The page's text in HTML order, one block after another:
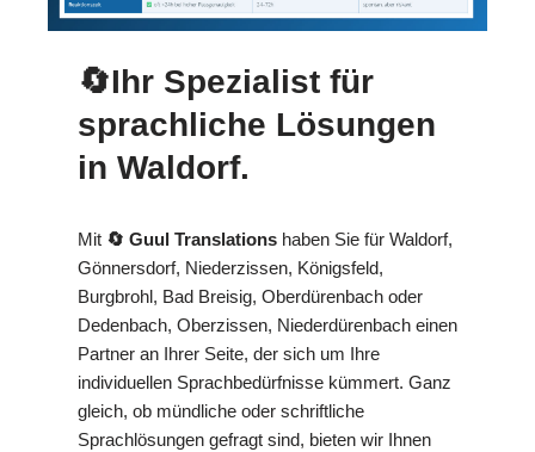
🔄Ihr Spezialist für
sprachliche Lösungen
in Waldorf.
Mit 🔄 Guul Translations haben Sie für Waldorf,
Gönnersdorf, Niederzissen, Königsfeld,
Burgbrohl, Bad Breisig, Oberdürenbach oder
Dedenbach, Oberzissen, Niederdürenbach einen
Partner an Ihrer Seite, der sich um Ihre
individuellen Sprachbedürfnisse kümmert. Ganz
gleich, ob mündliche oder schriftliche
Sprachlösungen gefragt sind, bieten wir Ihnen